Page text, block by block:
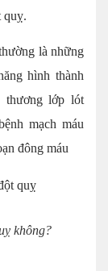
quỵ.
là những
hình thành
thương lớp lót
mạch máu
đông máu
không?